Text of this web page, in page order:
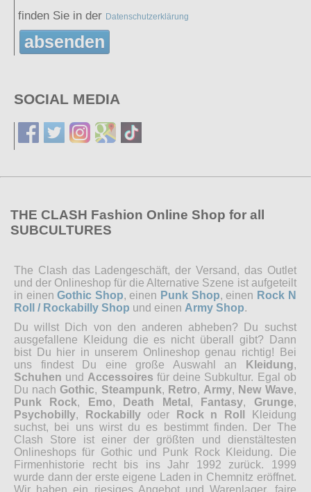
finden Sie in der Datenschutzerklärung
absenden
SOCIAL MEDIA
THE CLASH Fashion Online Shop for all
SUBCULTURES
The Clash das Ladengeschäft, der Versand, das Outlet
und der Onlineshop für die Alternative Szene ist aufgeteilt
in einenGothic Shop, einen Punk Shop, einen Rock N
Roll / Rockabilly Shop und einen Army Shop.
Du willst Dich von den anderen abheben? Du suchst
ausgefallene Kleidung die es nicht überall gibt? Dann
bist Du hier in unserem Onlineshop genau richtig! Bei
uns findest Du eine große Auswahl an
Kleidung,
Schuhen und Accessoires für deine Subkultur. Egal ob
Du nach Gothic, Steampunk, Retro, Army, New Wave,
Punk Rock, Emo, Death Metal , Fantasy, Grunge,
Psychobilly, Rockabillyoder Rock n Roll
Kleidung
suchst, bei uns wirst du es bestimmt finden. Der The
Clash Store ist einer der größten und dienstältesten
Onlineshops für Gothic und Punk Rock Kleidung. Die
Firmenhistorie recht bis ins Jahr 1992 zurück. 1999
wurde dann der erste eigene Laden in Chemnitz eröffnet.
Wir haben ein riesiges Angebot und Warenlager, faire